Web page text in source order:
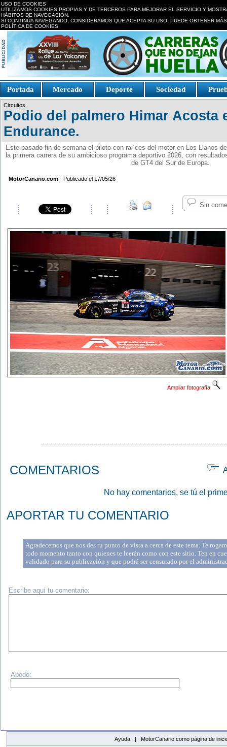
USO DE COOKIES
UTILIZAMOS COOKIES PROPIAS Y DE TERCEROS PARA MEJORAR EL SERVICIO Y
HÁBITOS DE NAVEGACIÓN.
SI CONTINÚA NAVEGANDO, CONSIDERAMOS QUE ACEPTA SU USO. PUEDE OBTENER
POLÍTICA DE COOKIES
replica watches canada
Portada Mercado Deporte Sociedad
Fake Watches
replica-
watch.is
Circuitos
Podio del palmero Himar Acosta
Endurance.
Este pasado fin de semana el piloto con rai´ces del motor en Los Llanos
la primera carrera de su ambicioso programa deportivo 2026, con
de GT4 del Sur de Europa.
MotorCanario.com - Publicado el 17/05/26
Sin
Ampliar fotografía
COMENTARIOS
No hay comentarios, se tú el
APORTAR TU COMENTARIO
Agradecemos que nos des tu punto de vista a cerca de este tema. Te
todo momento tanto con quienes te leerán como con este sitio. Ten en
validado para su publicación y que podrá ser censurado por el
Escribe aquí tu comentario:
Apodo:
Ayuda |
MotorCanario como página de